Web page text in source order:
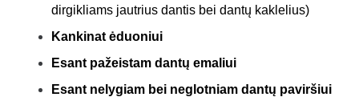
dirgikliams jautrius dantis bei dantų kaklelius)
Kankinat ėduoniui
Esant pažeistam dantų emaliui
Esant nelygiam bei neglotniam dantų paviršiui